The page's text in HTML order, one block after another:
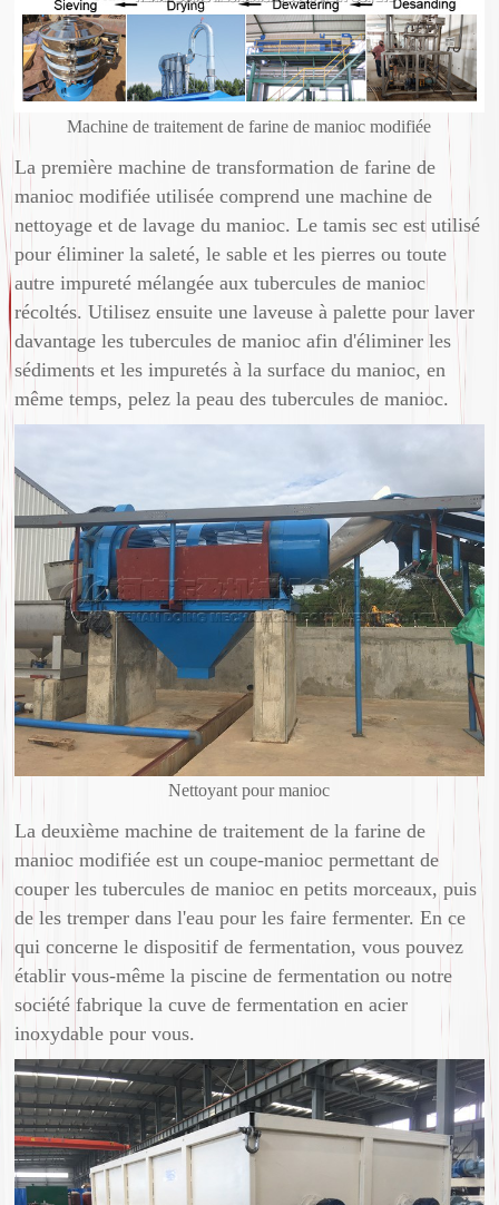
Machine de traitement de farine de manioc modifiée
La première machine de transformation de farine de
manioc modifiée utilisée comprend une machine de
nettoyage et de lavage du manioc. Le tamis sec est utilisé
pour éliminer la saleté, le sable et les pierres ou toute
autre impureté mélangée aux tubercules de manioc
récoltés. Utilisez ensuite une laveuse à palette pour laver
davantage les tubercules de manioc afin d'éliminer les
sédiments et les impuretés à la surface du manioc, en
même temps, pelez la peau des tubercules de manioc.
Nettoyant pour manioc
La deuxième machine de traitement de la farine de
manioc modifiée est un coupe-manioc permettant de
couper les tubercules de manioc en petits morceaux, puis
de les tremper dans l'eau pour les faire fermenter. En ce
qui concerne le dispositif de fermentation, vous pouvez
établir vous-même la piscine de fermentation ou notre
société fabrique la cuve de fermentation en acier
inoxydable pour vous.